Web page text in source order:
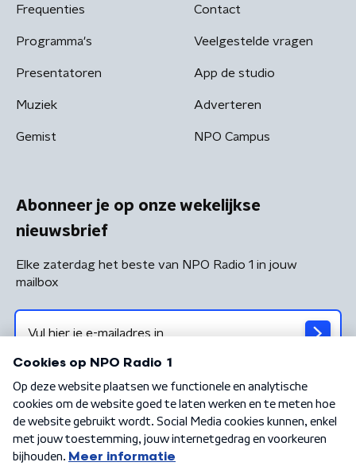
Frequenties
Programma's
Presentatoren
Muziek
Gemist
Contact
Veelgestelde vragen
App de studio
Adverteren
NPO Campus
Abonneer je op onze wekelijkse
nieuwsbrief
Elke zaterdag het beste van NPO Radio 1 in jouw
mailbox
Algemene voorwaarden Privacybeleid